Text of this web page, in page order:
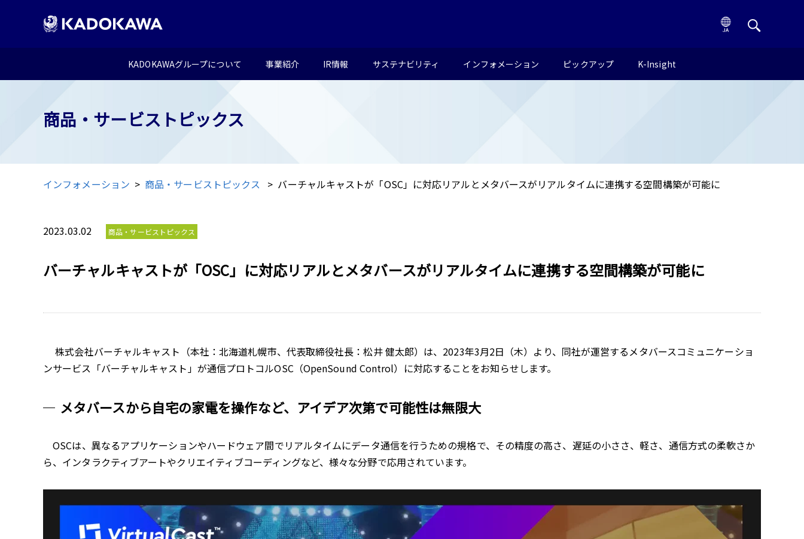
KADOKAWAグループについて 事業紹介 IR情報 サステナビリティ インフォメーション ピックアップ K-Insight
商品・サービストピックス
インフォメーション 商品・サービストピックス バーチャルキャストが「OSC」に対応リアルとメタバースがリアルタイムに連携する空間構築が可能に
2023.03.02 商品・サービストピックス
バーチャルキャストが「OSC」に対応リアルとメタバースがリアルタイムに連携する空間構築が可能に
株式会社バーチャルキャスト（本社：北海道札幌市、代表取締役社長：松井 健太郎）は、2023年3月2日（木）より、同社が運営するメタバースコミュニケーショ
ンサービス「バーチャルキャスト」が通信プロトコルOSC（OpenSound Control）に対応することをお知らせします。
メタバースから自宅の家電を操作など、アイデア次第で可能性は無限大
OSCは、異なるアプリケーションやハードウェア間でリアルタイムにデータ通信を行うための規格で、その精度の高さ、遅延の小ささ、軽さ、通信方式の柔軟さか
ら、インタラクティブアートやクリエイティブコーディングなど、様々な分野で応用されています。